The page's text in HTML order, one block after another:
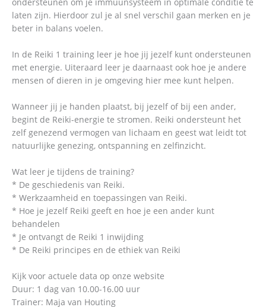
laten zijn. Hierdoor zul je al snel verschil gaan merken en je
beter in balans voelen.
In de Reiki 1 training leer je hoe jij jezelf kunt ondersteunen
met energie. Uiteraard leer je daarnaast ook hoe je andere
mensen of dieren in je omgeving hier mee kunt helpen.
Wanneer jij je handen plaatst, bij jezelf of bij een ander,
begint de Reiki-energie te stromen. Reiki ondersteunt het
zelf genezend vermogen van lichaam en geest wat leidt tot
natuurlijke genezing, ontspanning en zelfinzicht.
Wat leer je tijdens de training?
* De geschiedenis van Reiki.
* Werkzaamheid en toepassingen van Reiki.
* Hoe je jezelf Reiki geeft en hoe je een ander kunt
behandelen
* Je ontvangt de Reiki 1 inwijding
* De Reiki principes en de ethiek van Reiki
Kijk voor actuele data op onze website
Duur: 1 dag van 10.00-16.00 uur
Trainer: Maja van Houting